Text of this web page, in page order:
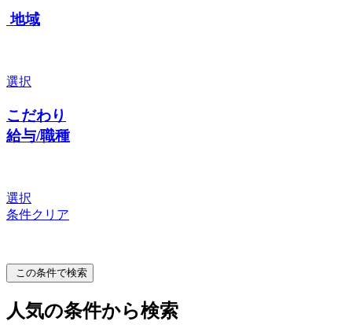
地域
選択
こだわり
給与/職種
選択
条件クリア
この条件で検索
人気の条件から検索